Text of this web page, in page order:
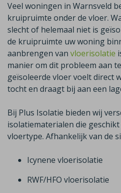
Veel woningen in Warnsveld
kruipruimte onder de vloer.
slecht of helemaal niet is
de kruipruimte uw woning
aanbrengen van vloerisolatie
manier om dit probleem aan
geïsoleerde vloer voelt direct
tocht en draagt bij aan een
Bij Plus Isolatie bieden wij
isolatiematerialen die
vloertype. Afhankelijk van de
Icynene vloerisolatie
RWF/HFO vloerisolatie